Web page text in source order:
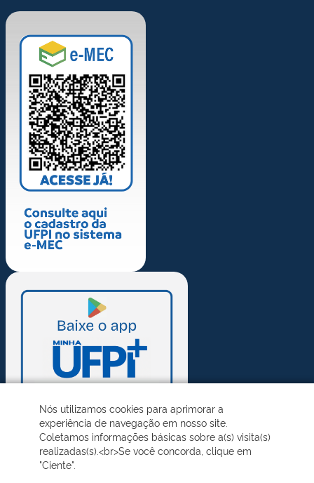
Nós utilizamos cookies para aprimorar a
experiência de navegação em nosso site.
Coletamos informações básicas sobre a(s) visita(s)
realizadas(s).<br>Se você concorda, clique em
"Ciente".